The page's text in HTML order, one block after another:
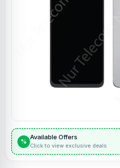
%
Available Offers
Click to view exclusive deals